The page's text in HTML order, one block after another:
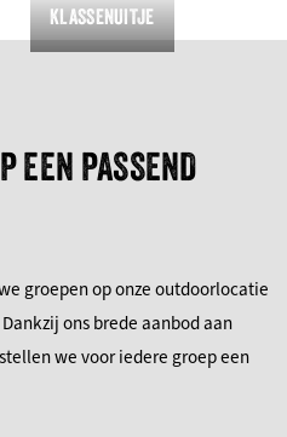
KLASSENUITJE
EEN PASSEND
groepen op onze outdoorlocatie
ons brede aanbod aan
we voor iedere groep een